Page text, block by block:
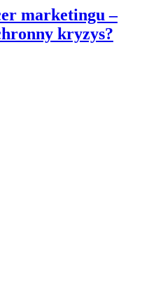
marketingu –
kryzys?